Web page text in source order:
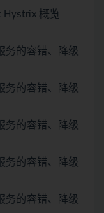
概览
务的容错、降级
务的容错、降级
务的容错、降级
务的容错、降级
务的容错、降级